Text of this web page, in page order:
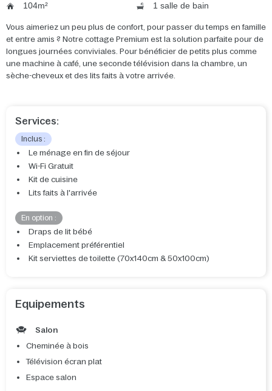
104m²
1 salle de bain
Vous aimeriez un peu plus de confort, pour passer du temps en famille
et entre amis ? Notre cottage Premium est la solution parfaite pour de
longues journées conviviales. Pour bénéficier de petits plus comme
une machine à café, une seconde télévision dans la chambre, un
sèche-cheveux et des lits faits à votre arrivée.
Services:
Inclus :
Le ménage en fin de séjour
Wi-Fi Gratuit
Kit de cuisine
Lits faits à l'arrivée
En option :
Draps de lit bébé
Emplacement préférentiel
Kit serviettes de toilette (70x140cm & 50x100cm)
Equipements
Salon
Cheminée à bois
Télévision écran plat
Espace salon